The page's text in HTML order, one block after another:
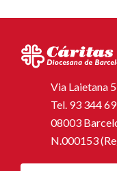
Via Laietana
Tel. 93 344
08003
N.000153